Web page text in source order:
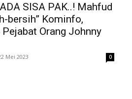
SISA PAK..! Mahfud
bersih” Kominfo,
Pejabat Orang Johnny
Mei 2023 0